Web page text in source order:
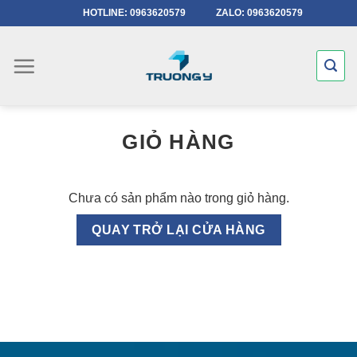
đến
dung
HOTLINE: 0963620579 ZALO: 0963620579
GIỎ HÀNG
Chưa có sản phẩm nào trong giỏ hàng.
QUAY TRỞ LẠI CỬA HÀNG